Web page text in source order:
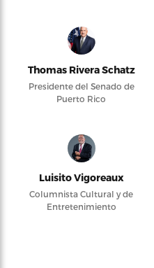
Thomas Rivera Schatz
Presidente del Senado de
Puerto Rico
Luisito Vigoreaux
Columnista Cultural y de
Entretenimiento